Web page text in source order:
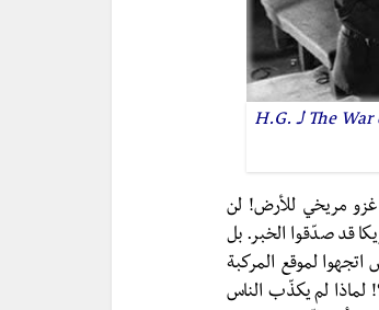
Orson Welles يجسّد رواية الخيال العلمي، حرب العوالم/The War of the World لـ H.G.
غزو مريخي للأرض! لن
قد صدّقوا الخبر. بل
لموقع المركبة
لماذا لم يكذّب الناس